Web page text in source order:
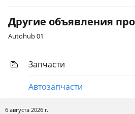
Другие объявления
Autohub 01
Запчасти
Автозапчасти
6 августа 2026 г.